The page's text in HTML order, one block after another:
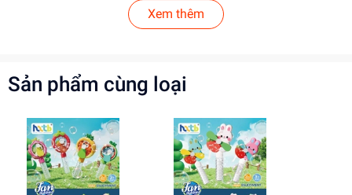
Hướng Dẫn Sử Dụng
Đọc kỹ hướng dẫn sử dụng trước khi cho trẻ sử dụng
phẩm có thể gây nghẹt thở
Lợi Ích Phát Triển
Phát triển tư duy sáng tạo
Xem thêm
Sản phẩm cùng loại